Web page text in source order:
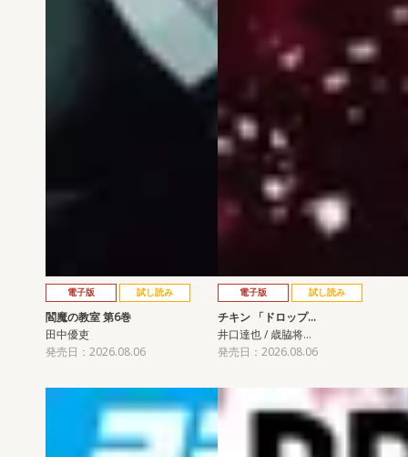
電子版 試し読み
閻魔の教室 第6巻
田中優吏
発売日：2026.08.06
電子版 試し読み
チキン 「ドロップ…
井口達也 / 歳脇将…
発売日：2026.08.06